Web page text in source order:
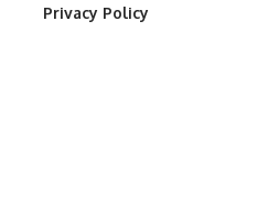
Privacy Policy